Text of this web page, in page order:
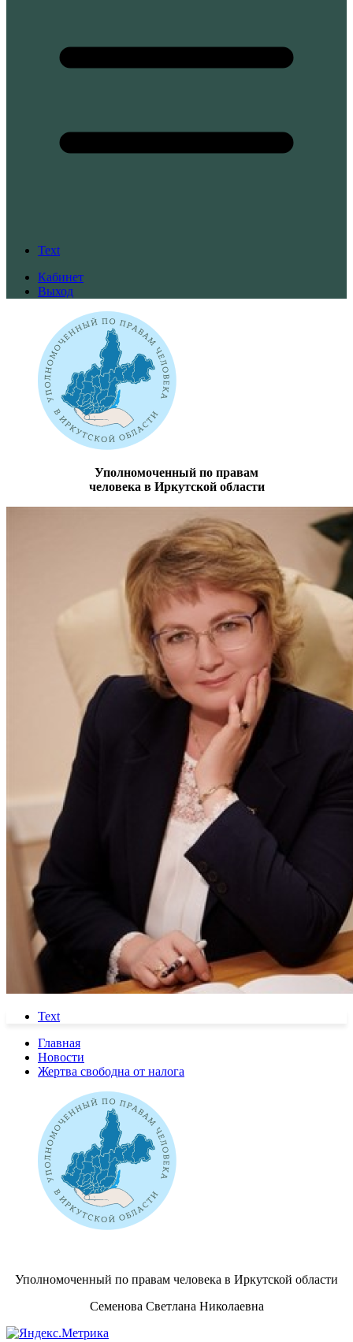
Text
Кабинет
Выход
Уполномоченный по правам
человека в Иркутской области
Text
Главная
Новости
Жертва свободна от налога
Уполномоченный по правам человека в Иркутской области
Семенова Светлана Николаевна